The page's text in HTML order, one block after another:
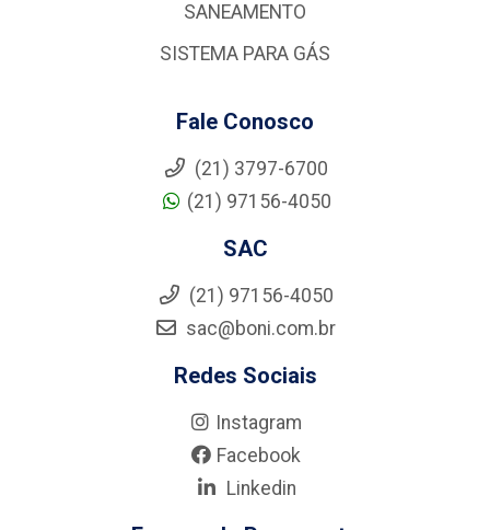
SANEAMENTO
SISTEMA PARA GÁS
Fale Conosco
(21) 3797-6700
(21) 97156-4050
SAC
(21) 97156-4050
sac@boni.com.br
Redes Sociais
Instagram
Facebook
Linkedin